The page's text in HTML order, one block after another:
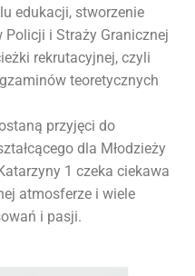
edukacji, stworzenie
Policji i Straży Granicznej
rekrutacyjnej, czyli
teoretycznych
przyjęci do
dla Młodzieży
1 czeka ciekawa
atmosferze i wiele
i pasji.